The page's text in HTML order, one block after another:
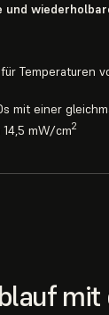
Temperaturen
mit einer
mW/cm2